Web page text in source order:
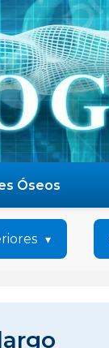
Óseos